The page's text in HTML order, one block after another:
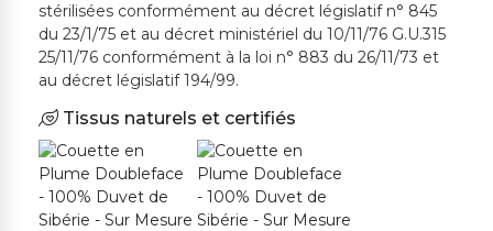
stérilisées conformément au décret législatif n° 845
du 23/1/75 et au décret ministériel du 10/11/76 G.U.315
25/11/76 conformément à la loi n° 883 du 26/11/73 et
au décret législatif 194/99.
Tissus naturels et certifiés